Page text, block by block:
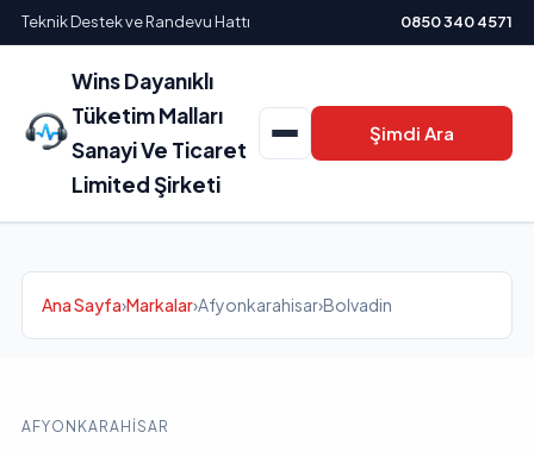
Teknik Destek ve Randevu Hattı 0850 340 4571
Wins Dayanıklı
Tüketim Malları
Sanayi Ve Ticaret
Limited Şirketi
Şimdi Ara
Ana Sayfa›Markalar›Afyonkarahisar›Bolvadin
AFYONKARAHISAR